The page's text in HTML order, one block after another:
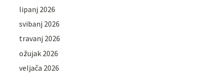
lipanj 2026
svibanj 2026
travanj 2026
ožujak 2026
veljača 2026